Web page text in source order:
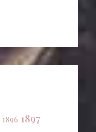
1896 1897